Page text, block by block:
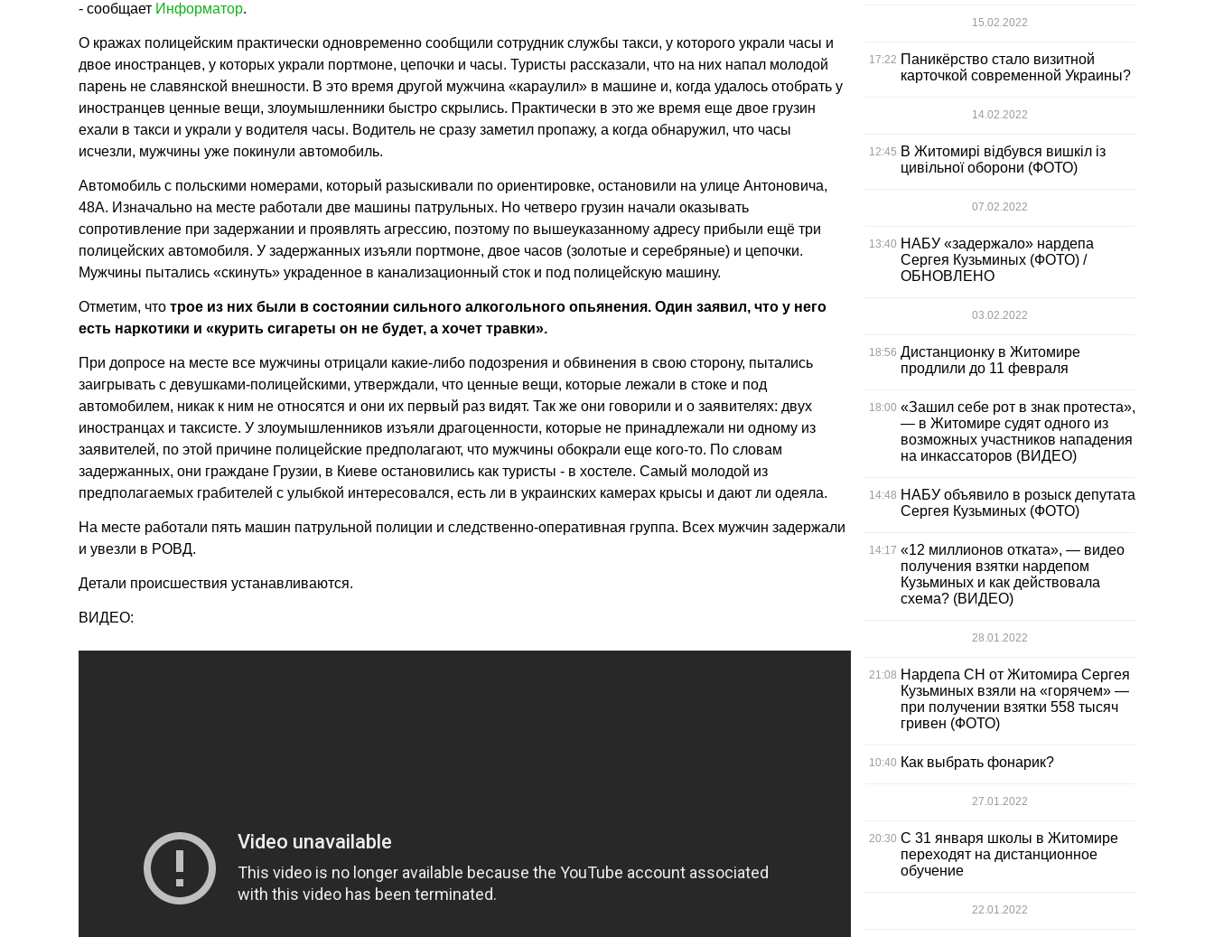
- сообщает Информатор.
О кражах полицейским практически одновременно сообщили сотрудник службы такси, у которого украли часы и
двое иностранцев, у которых украли портмоне, цепочки и часы. Туристы рассказали, что на них напал молодой
парень не славянской внешности. В это время другой мужчина «караулил» в машине и, когда удалось отобрать у
иностранцев ценные вещи, злоумышленники быстро скрылись. Практически в это же время еще двое грузин
ехали в такси и украли у водителя часы. Водитель не сразу заметил пропажу, а когда обнаружил, что часы
исчезли, мужчины уже покинули автомобиль.
Автомобиль с польскими номерами, который разыскивали по ориентировке, остановили на улице Антоновича,
48А. Изначально на месте работали две машины патрульных. Но четверо грузин начали оказывать
сопротивление при задержании и проявлять агрессию, поэтому по вышеуказанному адресу прибыли ещё три
полицейских автомобиля. У задержанных изъяли портмоне, двое часов (золотые и серебряные) и цепочки.
Мужчины пытались «скинуть» украденное в канализационный сток и под полицейскую машину.
Отметим, что трое из них были в состоянии сильного алкогольного опьянения. Один заявил, что у него
есть наркотики и «курить сигареты он не будет, а хочет травки».
При допросе на месте все мужчины отрицали какие-либо подозрения и обвинения в свою сторону, пытались
заигрывать с девушками-полицейскими, утверждали, что ценные вещи, которые лежали в стоке и под
автомобилем, никак к ним не относятся и они их первый раз видят. Так же они говорили и о заявителях: двух
иностранцах и таксисте. У злоумышленников изъяли драгоценности, которые не принадлежали ни одному из
заявителей, по этой причине полицейские предполагают, что мужчины обокрали еще кого-то. По словам
задержанных, они граждане Грузии, в Киеве остановились как туристы - в хостеле. Самый молодой из
предполагаемых грабителей с улыбкой интересовался, есть ли в украинских камерах крысы и дают ли одеяла.
На месте работали пять машин патрульной полиции и следственно-оперативная группа. Всех мужчин задержали
и увезли в РОВД.
Детали происшествия устанавливаются.
ВИДЕО:
15.02.2022
17:22 Паникёрство стало визитной
карточкой современной Украины?
14.02.2022
12:45 В Житомирі відбувся вишкіл із
цивільної оборони (ФОТО)
07.02.2022
13:40 НАБУ «задержало» нардепа
Сергея Кузьминых (ФОТО) /
ОБНОВЛЕНО
03.02.2022
18:56 Дистанционку в Житомире
продлили до 11 февраля
18:00 «Зашил себе рот в знак протеста»,
— в Житомире судят одного из
возможных участников нападения
на инкассаторов (ВИДЕО)
14:48 НАБУ объявило в розыск депутата
Сергея Кузьминых (ФОТО)
14:17 «12 миллионов отката», — видео
получения взятки нардепом
Кузьминых и как действовала
схема? (ВИДЕО)
28.01.2022
21:08 Нардепа СН от Житомира Сергея
Кузьминых взяли на «горячем» —
при получении взятки 558 тысяч
гривен (ФОТО)
10:40 Как выбрать фонарик?
27.01.2022
20:30 С 31 января школы в Житомире
переходят на дистанционное
обучение
22.01.2022